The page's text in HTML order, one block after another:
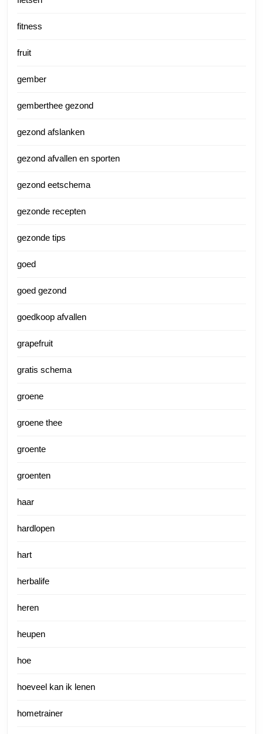
fitness
fruit
gember
gemberthee gezond
gezond afslanken
gezond afvallen en sporten
gezond eetschema
gezonde recepten
gezonde tips
goed
goed gezond
goedkoop afvallen
grapefruit
gratis schema
groene
groene thee
groente
groenten
haar
hardlopen
hart
herbalife
heren
heupen
hoe
hoeveel kan ik lenen
hometrainer